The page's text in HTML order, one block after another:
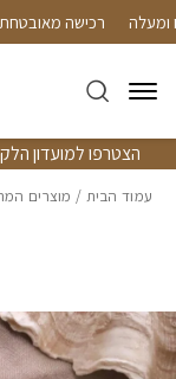
Skip to Contentרכישה
הצטרפו למועדון הלקוחות של
עמוד הבית / מוצרים
בחזרה למעלה